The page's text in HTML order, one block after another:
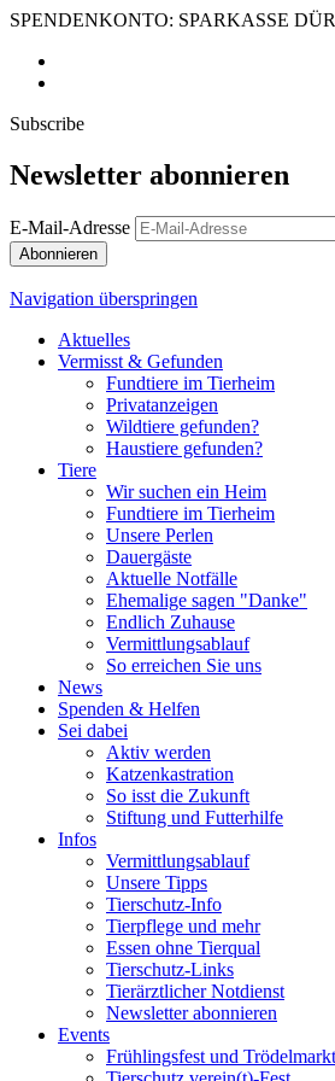
SPENDENKONTO: SPARKASSE
Subscribe
Newsletter abonnieren
E-Mail-Adresse
Abonnieren
Navigation überspringen
Aktuelles
Vermisst & Gefunden
Fundtiere im Tierheim
Privatanzeigen
Wildtiere gefunden?
Haustiere gefunden?
Tiere
Wir suchen ein Heim
Fundtiere im Tierheim
Unsere Perlen
Dauergäste
Aktuelle Notfälle
Ehemalige sagen "Danke"
Endlich Zuhause
Vermittlungsablauf
So erreichen Sie uns
News
Spenden & Helfen
Sei dabei
Aktiv werden
Katzenkastration
So isst die Zukunft
Stiftung und Futterhilfe
Infos
Vermittlungsablauf
Unsere Tipps
Tierschutz-Info
Tierpflege und mehr
Essen ohne Tierqual
Tierschutz-Links
Tierärztlicher Notdienst
Newsletter abonnieren
Events
Frühlingsfest und Trödelmarkt